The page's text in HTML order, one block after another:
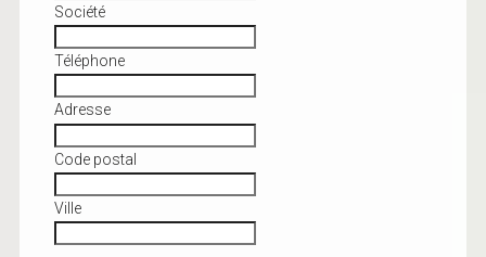
Société
Téléphone
Adresse
Code postal
Ville